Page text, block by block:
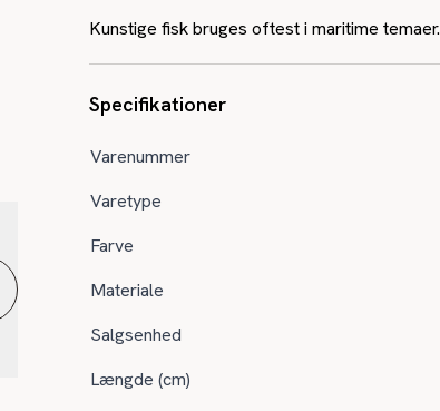
Kunstige fisk bruges oftest i maritime temaer.
Specifikationer
Varenummer
Varetype
Farve
Materiale
Salgsenhed
Længde (cm)